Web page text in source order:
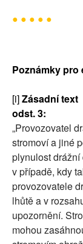
● ● ● ● ●
Poznámky pro
[i]Zásadní text
odst. 3:
„Provozovatel
stromoví a jiné
plynulost
v případě, kdy
provozovatele
lhůtě a v
upozornění.
mohou